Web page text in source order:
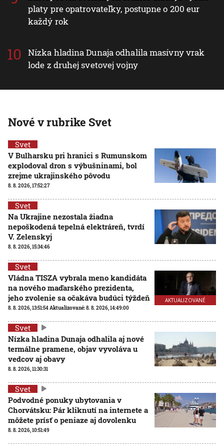
platy pre opatrovateľky, postupne o 200 eur
každý rok
Nízka hladina Dunaja odhalila masívny vrak
lode z druhej svetovej vojny
Nové v rubrike Svet
Svet
V Bulharsku pri hranici s Rumunskom
explodoval dron s výbušninami, bol
zrejme ukrajinského pôvodu
8. 8. 2026, 17:52:27
Svet
Na Ukrajine nezostala žiadna
nepoškodená tepelná elektráreň, tvrdí
V. Zelenskyj
8. 8. 2026, 15:34:46
AKTUALIZOVANÉ
Svet
Vládna TISZA vybrala meno kandidáta
na nového maďarského prezidenta,
jeho zvolenie sa očakáva budúci týždeň
8. 8. 2026, 13:51:54Aktualizované:8. 8. 2026, 14:49:00
Svet
Nízka hladina Dunaja odhalila aj nové
termálne pramene, objav vyvoláva u
vedcov aj obavy
8. 8. 2026, 11:30:31
Svet
Podvodné ponuky ubytovania v
Chorvátsku: Pár kliknutí na internete a
môžete prísť o peniaze aj dovolenku
8. 8. 2026, 10:51:49